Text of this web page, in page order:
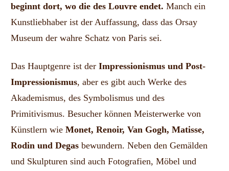
beginnt dort, wo die des Louvre endet. Manch ein
Kunstliebhaber ist der Auffassung, dass das Orsay
Museum der wahre Schatz von Paris sei.
Das Hauptgenre ist der Impressionismus und Post-
Impressionismus, aber es gibt auch Werke des
Akademismus, des Symbolismus und des
Primitivismus. Besucher können Meisterwerke von
Künstlern wie Monet, Renoir, Van Gogh, Matisse,
Rodin und Degas bewundern. Neben den Gemälden
und Skulpturen sind auch Fotografien, Möbel und